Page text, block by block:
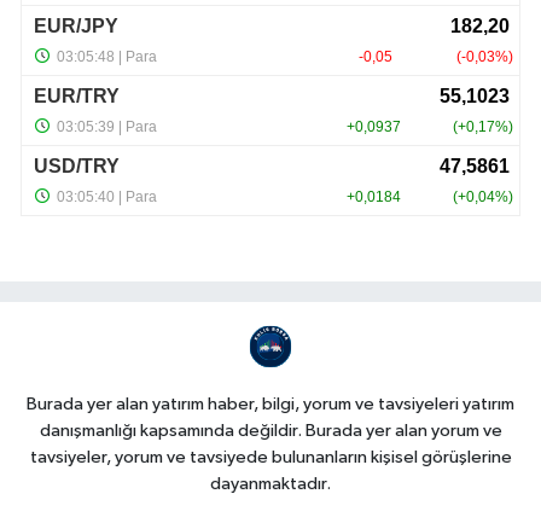
Burada yer alan yatırım haber, bilgi, yorum ve tavsiyeleri yatırım
danışmanlığı kapsamında değildir. Burada yer alan yorum ve
tavsiyeler, yorum ve tavsiyede bulunanların kişisel görüşlerine
dayanmaktadır.